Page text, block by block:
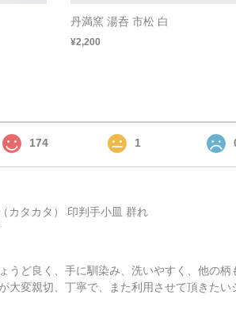
丹満窯 湯呑 市松 白
¥2,200
174 1
カタカタ） 印判手小皿 群れ
うど良く、手に馴染み、洗いやすく、他の
大変親切、丁寧で、また利用させて頂きたい